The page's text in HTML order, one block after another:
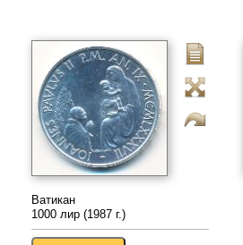
Ватикан
1000 лир (1987 г.)